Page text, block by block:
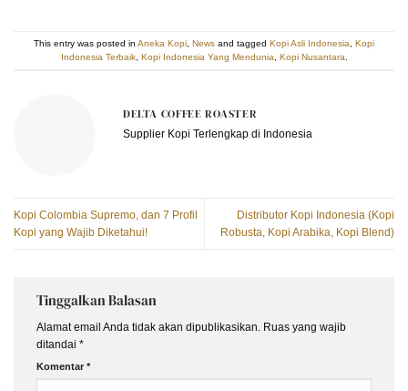
This entry was posted in Aneka Kopi News and tagged Kopi Asli Indonesia
Kopi
Indonesia Terbaik, Kopi Indonesia Yang Mendunia Kopi Nusantara
DELTA COFFEE ROASTER
Supplier Kopi Terlengkap di Indonesia
Kopi Colombia Supremo, dan 7 Profil
Kopi yang Wajib Diketahui!
Distributor Kopi Indonesia (Kopi
Robusta, Kopi Arabika, Kopi Blend)
Tinggalkan Balasan
Alamat email Anda tidak akan dipublikasikan. Ruas yang wajib
ditandai *
Komentar *